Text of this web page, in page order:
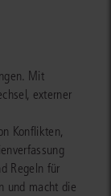
Mit
externer
Konflikten,
Regeln für
und macht die